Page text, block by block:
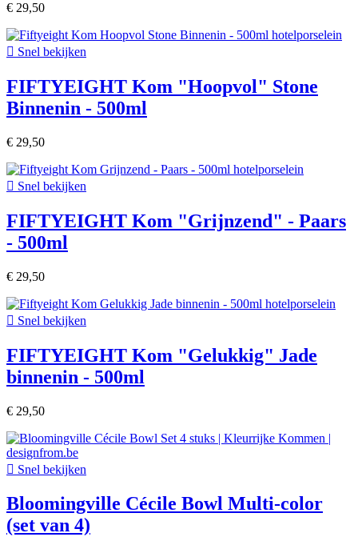
€ 29,50
 Snel bekijken
FIFTYEIGHT Kom "Hoopvol" Stone
Binnenin - 500ml
€ 29,50
 Snel bekijken
FIFTYEIGHT Kom "Grijnzend" - Paars
- 500ml
€ 29,50
 Snel bekijken
FIFTYEIGHT Kom "Gelukkig" Jade
binnenin - 500ml
€ 29,50
 Snel bekijken
Bloomingville Cécile Bowl Multi-color
(set van 4)